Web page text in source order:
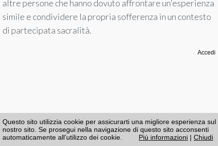
altre persone che hanno dovuto affrontare un'esperienza
simile e condividere la propria sofferenza in un contesto
di partecipata sacralità.
Accedi
Questo sito utilizzia cookie per assicurarti una migliore esperienza sul
nostro sito. Se prosegui nella navigazione di questo sito acconsenti
automaticamente all’utilizzo dei cookie.
Piú informazioni | Chiudi